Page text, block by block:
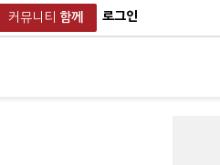
커뮤니티 함께 로그인